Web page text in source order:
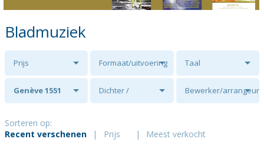
Bladmuziek
Prijs Formaat/uitvoering Taal
Genève 1551 Dichter / Bewerker/arrangeur
Sorteren op:
Recent verschenen
| Prijs | Meest verkocht